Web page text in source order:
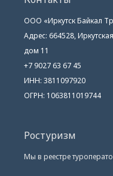
ООО «Иркутск Байкал
Адрес: 664528,
дом 11
+7 9027 63 67 45
ИНН: 3811097920
ОГРН: 1063811019744
Ростуризм
Мы в реестре